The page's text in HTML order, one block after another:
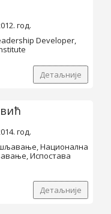
год.
Developer,
Детаљније
год.
Национална
Испостава
Детаљније